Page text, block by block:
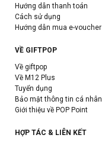
Hướng dẫn thanh toán
Cách sử dụng
Hướng dẫn mua e-voucher
VỀ GIFTPOP
Về giftpop
Về M12 Plus
Tuyển dụng
Bảo mật thông tin cá nhân
Giới thiệu về POP Point
HỢP TÁC & LIÊN KẾT